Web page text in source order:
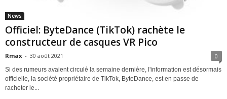
News
Officiel: ByteDance (TikTok) rachète le
constructeur de casques VR Pico
Rmax - 30 août 2021 0
Si des rumeurs avaient circulé la semaine dernière, l'information est désormais
officielle, la société propriétaire de TikTok, ByteDance, est en passe de
racheter le...